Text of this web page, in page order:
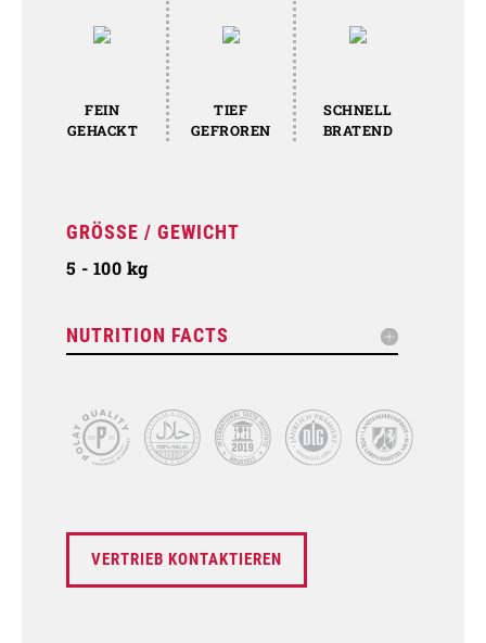
FEIN
GEHACKT
TIEF
GEFROREN
SCHNELL
BRATEND
GRÖSSE / GEWICHT
5 - 100 kg
NUTRITION FACTS
VERTRIEB KONTAKTIEREN